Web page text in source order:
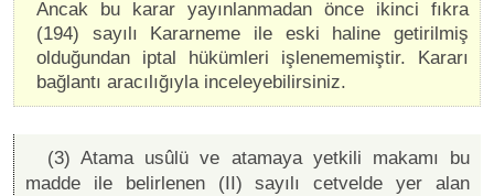
Ancak bu karar yayınlanmadan önce ikinci fıkra
(194) sayılı Kararneme ile eski haline getirilmiş
olduğundan iptal hükümleri işlenememiştir. Kararı
bağlantı aracılığıyla inceleyebilirsiniz.
(3) Atama usûlü ve atamaya yetkili makamı bu
madde ile belirlenen (II) sayılı cetvelde yer alan